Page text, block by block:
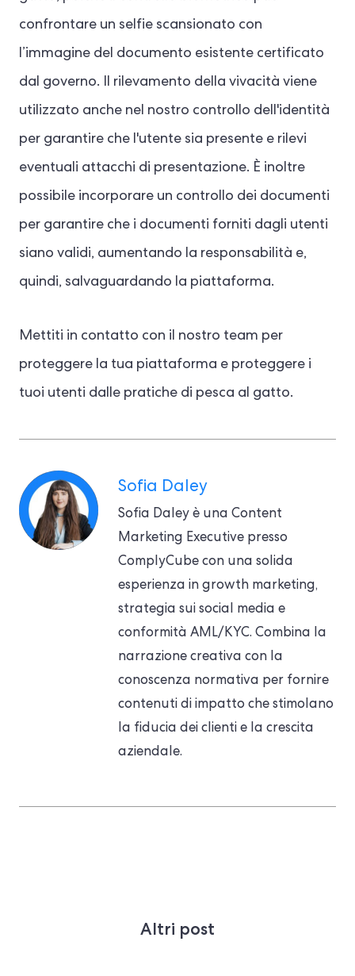
confrontare un selfie scansionato con
l’immagine del documento esistente certificato
dal governo. Il rilevamento della vivacità viene
utilizzato anche nel nostro controllo dell'identità
per garantire che l'utente sia presente e rilevi
eventuali attacchi di presentazione. È inoltre
possibile incorporare un controllo dei documenti
per garantire che i documenti forniti dagli utenti
siano validi, aumentando la responsabilità e,
quindi, salvaguardando la piattaforma.
Mettiti in contatto con il nostro team per
proteggere la tua piattaforma e proteggere i
tuoi utenti dalle pratiche di pesca al gatto.
Sofia Daley
Sofia Daley è una Content
Marketing Executive presso
ComplyCube con una solida
esperienza in growth marketing,
strategia sui social media e
conformità AML/KYC. Combina la
narrazione creativa con la
conoscenza normativa per fornire
contenuti di impatto che stimolano
la fiducia dei clienti e la crescita
aziendale.
Altri post